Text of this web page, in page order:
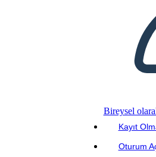
Bireysel
Kayıt
Oturum
SLAYT